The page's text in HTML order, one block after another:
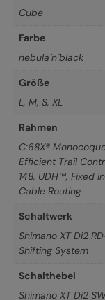
Cube
Farbe
nebula´n´black
Größe
L, M, S, XL
Rahmen
C:68X®
Efficient Trail
148, UDH™, Fixed
Cable Routing
Schaltwerk
Shimano XT Di2
Shifting System
Schalthebel
Shimano XT Di2